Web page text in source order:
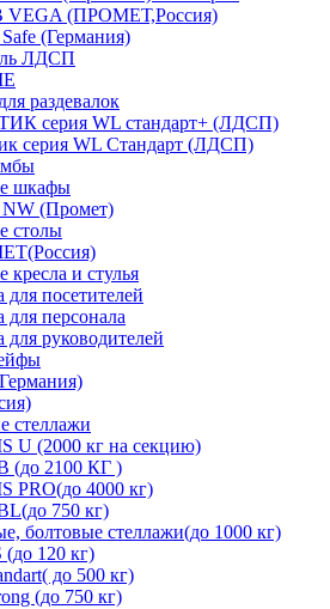
VEGA (ПРОМЕТ,Россия)
(Германия)
ЛДСП
раздевалок
серия WL стандарт+ (ЛДСП)
серия WL Стандарт (ЛДСП)
шкафы
(Промет)
столы
и стулья
для посетителей
для персонала
для руководителей
стеллажи
U (2000 кг на секцию)
(до 2100 КГ )
PRO(до 4000 кг)
750 кг)
болтовые стеллажи(до 1000 кг)
(до 120 кг)
до 500 кг)
(до 750 кг)